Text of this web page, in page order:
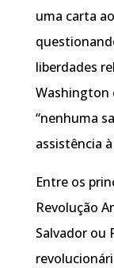
uma carta
liberdades
Washington
“nenhuma
assistência
Entre os
Revolução
Salvador ou